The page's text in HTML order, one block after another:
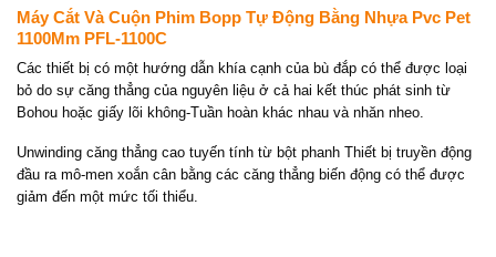
Máy Cắt Và Cuộn Phim Bopp Tự Động Bằng Nhựa Pvc Pet
1100Mm PFL-1100C
Các thiết bị có một hướng dẫn khía cạnh của bù đắp có thể được loại
bỏ do sự căng thẳng của nguyên liệu ở cả hai kết thúc phát sinh từ
Bohou hoặc giấy lõi không-Tuần hoàn khác nhau và nhăn nheo.
Unwinding căng thẳng cao tuyến tính từ bột phanh Thiết bị truyền động
đầu ra mô-men xoắn cân bằng các căng thẳng biến động có thể được
giảm đến một mức tối thiểu.